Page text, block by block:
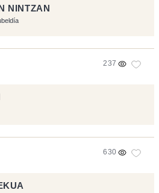
NINTZAN
237
630